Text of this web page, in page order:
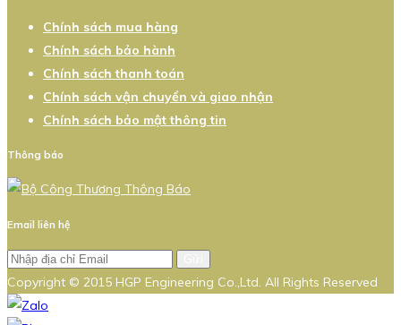
Chính sách mua hàng
Chính sách bảo hành
Chính sách thanh toán
Chính sách vận chuyển và giao nhận
Chính sách bảo mật thông tin
Thông báo
Email liên hệ
Copyright © 2015 HGP Engineering Co.,Ltd. All Rights Reserved